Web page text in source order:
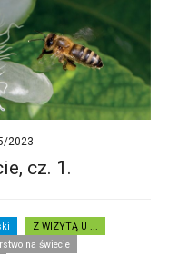
2023
cz. 1.
Z WIZYTĄ U ...
na świecie